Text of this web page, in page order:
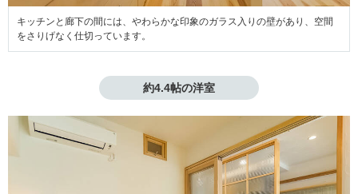
キッチンと廊下の間には、やわらかな印象のガラス入りの壁があり、空間
をさりげなく仕切っています。
約4.4帖の洋室